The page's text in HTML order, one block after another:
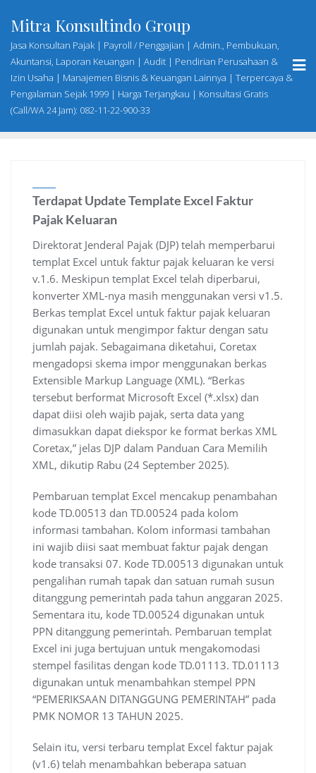
content
Mitra Konsultindo Group
Jasa Konsultan Pajak | Payroll / Penggajian | Admin., Pembukuan,
Akuntansi, Laporan Keuangan | Audit | Pendirian Perusahaan &
Izin Usaha | Manajemen Bisnis & Keuangan Lainnya | Terpercaya &
Pengalaman Sejak 1999 | Harga Terjangkau | Konsultasi Gratis
(Call/WA 24 Jam): 082-11-22-900-33
Terdapat Update Template Excel Faktur
Pajak Keluaran
Direktorat Jenderal Pajak (DJP) telah memperbarui
templat Excel untuk faktur pajak keluaran ke versi
v.1.6. Meskipun templat Excel telah diperbarui,
konverter XML-nya masih menggunakan versi v1.5.
Berkas templat Excel untuk faktur pajak keluaran
digunakan untuk mengimpor faktur dengan satu
jumlah pajak. Sebagaimana diketahui, Coretax
mengadopsi skema impor menggunakan berkas
Extensible Markup Language (XML). “Berkas
tersebut berformat Microsoft Excel (*.xlsx) dan
dapat diisi oleh wajib pajak, serta data yang
dimasukkan dapat diekspor ke format berkas XML
Coretax,” jelas DJP dalam Panduan Cara Memilih
XML, dikutip Rabu (24 September 2025).
Pembaruan templat Excel mencakup penambahan
kode TD.00513 dan TD.00524 pada kolom
informasi tambahan. Kolom informasi tambahan
ini wajib diisi saat membuat faktur pajak dengan
kode transaksi 07. Kode TD.00513 digunakan untuk
pengalihan rumah tapak dan satuan rumah susun
ditanggung pemerintah pada tahun anggaran 2025.
Sementara itu, kode TD.00524 digunakan untuk
PPN ditanggung pemerintah. Pembaruan templat
Excel ini juga bertujuan untuk mengakomodasi
stempel fasilitas dengan kode TD.01113. TD.01113
digunakan untuk menambahkan stempel PPN
“PEMERIKSAAN DITANGGUNG PEMERINTAH” pada
PMK NOMOR 13 TAHUN 2025.
Selain itu, versi terbaru templat Excel faktur pajak
(v1.6) telah menambahkan beberapa satuan